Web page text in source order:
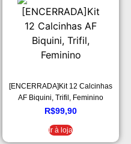
[ENCERRADA]Kit 12 Calcinhas
AF Biquini, Trifil, Feminino
R$99,90
Ir à loja